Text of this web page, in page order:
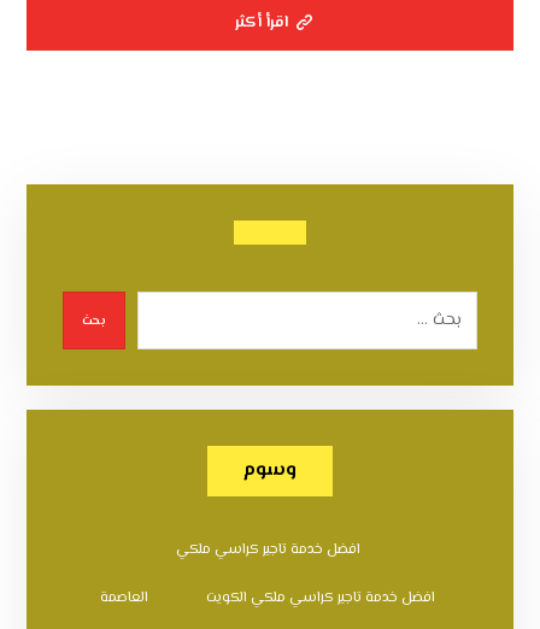
اقرأ أكثر
بحث
وسوم
افضل خدمة تاجير كراسي ملكي
افضل خدمة تاجير كراسي ملكي الكويت العاصمة